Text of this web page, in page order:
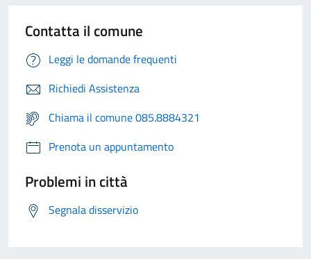
Contatta il comune
Leggi le domande frequenti
Richiedi Assistenza
Chiama il comune 085.8884321
Prenota un appuntamento
Problemi in città
Segnala disservizio